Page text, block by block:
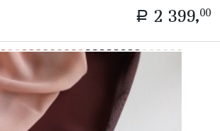
a 2 399,00